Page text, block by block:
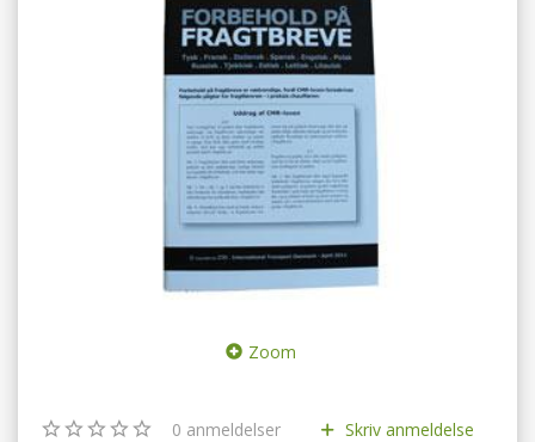
Zoom
0 anmeldelser Skriv anmeldelse